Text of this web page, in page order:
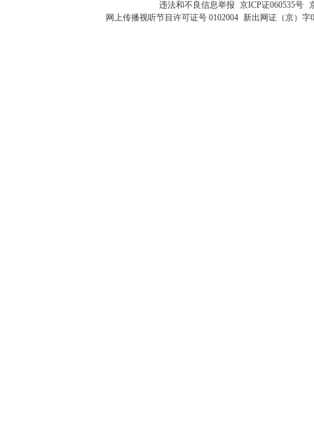
违法和不良信息举报 京ICP证060535号
网上传播视听节目许可证号 0102004 新出网证（京）